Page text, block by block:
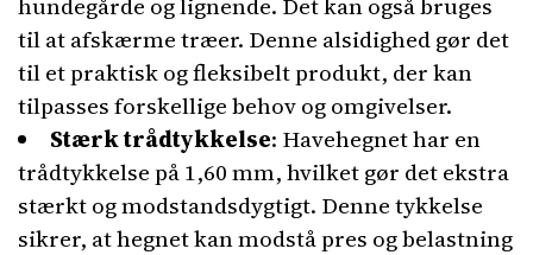
til at afskærme træer. Denne alsidighed gør det
til et praktisk og fleksibelt produkt, der kan
tilpasses forskellige behov og omgivelser.
Stærk trådtykkelse: Havehegnet har en
trådtykkelse på 1,60 mm, hvilket gør det ekstra
stærkt og modstandsdygtigt. Denne tykkelse
sikrer, at hegnet kan modstå pres og belastning